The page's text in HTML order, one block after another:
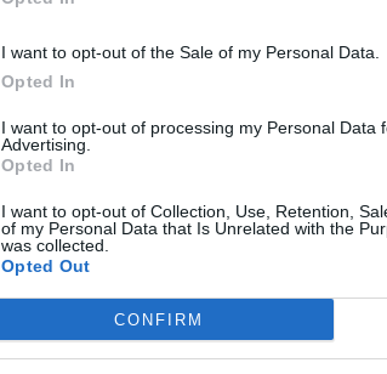
I want to opt-out of the Sale of my Personal Data.
Opted In
I want to opt-out of processing my Personal Data
Advertising.
Opted In
I want to opt-out of Collection, Use, Retention,
of my Personal Data that Is Unrelated with the
was collected.
Opted Out
CONFIRM